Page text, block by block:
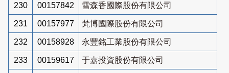
230 00157842 雪森香國際股份有限公司
231 00157977 梵博國際股份有限公司
232 00158928 永豐銘工業股份有限公司
233 00159617 于嘉投資股份有限公司